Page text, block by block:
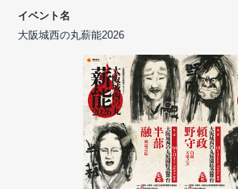
イベント名
大阪城西の丸薪能2026